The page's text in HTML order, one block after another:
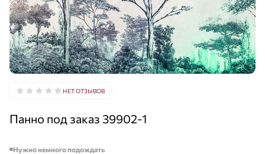
НЕТ ОТЗЫВОВ
Панно под заказ 39902-1
Нужно немного подождать